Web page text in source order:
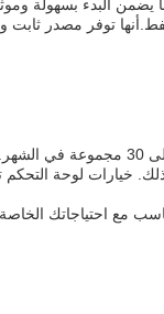
النفط.أنها توفر
خيارات لوحة